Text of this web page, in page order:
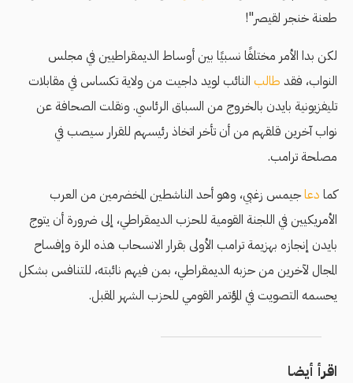
طعنة خنجر لقيصر"!
لكن بدا الأمر مختلفًا نسبيًا بين أوساط الديمقراطيين في مجلس
النواب، فقد طالب النائب لويد داجيت من ولاية تكساس في مقابلات
تليفزيونية بايدن بالخروج من السباق الرئاسي. ونقلت الصحافة عن
نواب آخرين قلقهم من أن تأخر اتخاذ رئيسهم للقرار سيصب في
مصلحة ترامب.
كما دعاجيمس زغبي، وهو أحد الناشطين المخضرمين من العرب
الأمريكيين في اللجنة القومية للحزب الديمقراطي، إلى ضرورة أن يتوج
بايدن إنجازه بهزيمة ترامب الأولى بقرار الانسحاب هذه المرة وإفساح
المجال لآخرين من حزبه الديمقراطي، بمن فيهم نائبته، للتنافس بشكل
يحسمه التصويت في المؤتمر القومي للحزب الشهر المقبل.
اقرأ أيضا